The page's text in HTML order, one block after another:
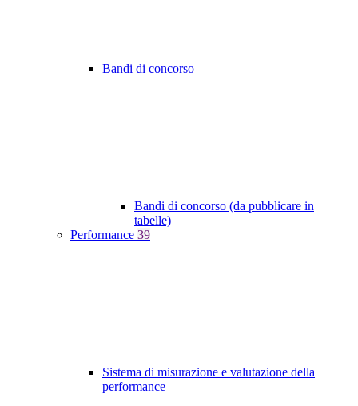
Bandi di concorso
Bandi di concorso (da pubblicare in
tabelle)
Performance 39
Sistema di misurazione e valutazione della
performance